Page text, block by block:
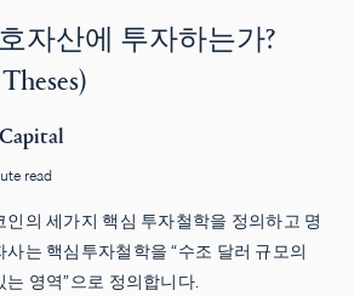
자산에 투자하는가?
read
의 세가지 핵심 투자철학을 정의하고 명
는 핵심투자철학을 “수조 달러 규모의
영역”으로 정의합니다.